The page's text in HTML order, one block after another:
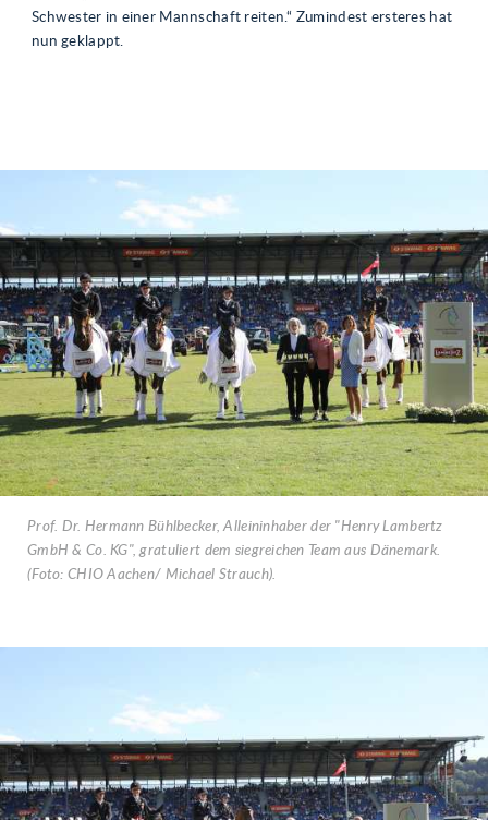
Schwester in einer Mannschaft reiten.“ Zumindest ersteres hat
nun geklappt.
Prof. Dr. Hermann Bühlbecker, Alleininhaber der "Henry Lambertz
GmbH & Co. KG", gratuliert dem siegreichen Team aus Dänemark.
(Foto: CHIO Aachen/ Michael Strauch).